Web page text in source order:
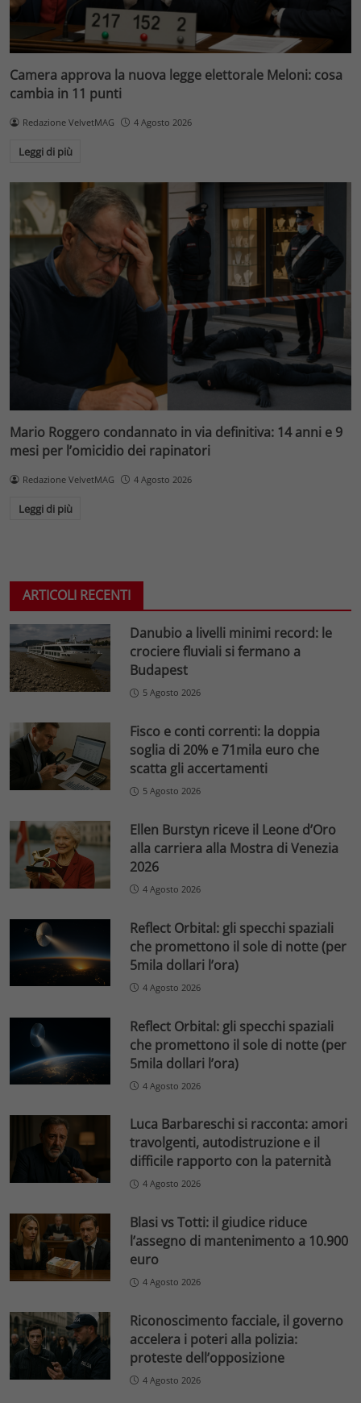
Camera approva la nuova legge elettorale Meloni: cosa
cambia in 11 punti
Redazione VelvetMAG 4 Agosto 2026
Leggi di più
Mario Roggero condannato in via definitiva: 14 anni e 9
mesi per l’omicidio dei rapinatori
Redazione VelvetMAG 4 Agosto 2026
Leggi di più
ARTICOLI RECENTI
Danubio a livelli minimi record: le
crociere fluviali si fermano a
Budapest
5 Agosto 2026
Fisco e conti correnti: la doppia
soglia di 20% e 71mila euro che
scatta gli accertamenti
5 Agosto 2026
Ellen Burstyn riceve il Leone d’Oro
alla carriera alla Mostra di Venezia
2026
4 Agosto 2026
Reflect Orbital: gli specchi spaziali
che promettono il sole di notte (per
5mila dollari l’ora)
4 Agosto 2026
Reflect Orbital: gli specchi spaziali
che promettono il sole di notte (per
5mila dollari l’ora)
4 Agosto 2026
Luca Barbareschi si racconta: amori
travolgenti, autodistruzione e il
difficile rapporto con la paternità
4 Agosto 2026
Blasi vs Totti: il giudice riduce
l’assegno di mantenimento a 10.900
euro
4 Agosto 2026
Riconoscimento facciale, il governo
accelera i poteri alla polizia:
proteste dell’opposizione
4 Agosto 2026